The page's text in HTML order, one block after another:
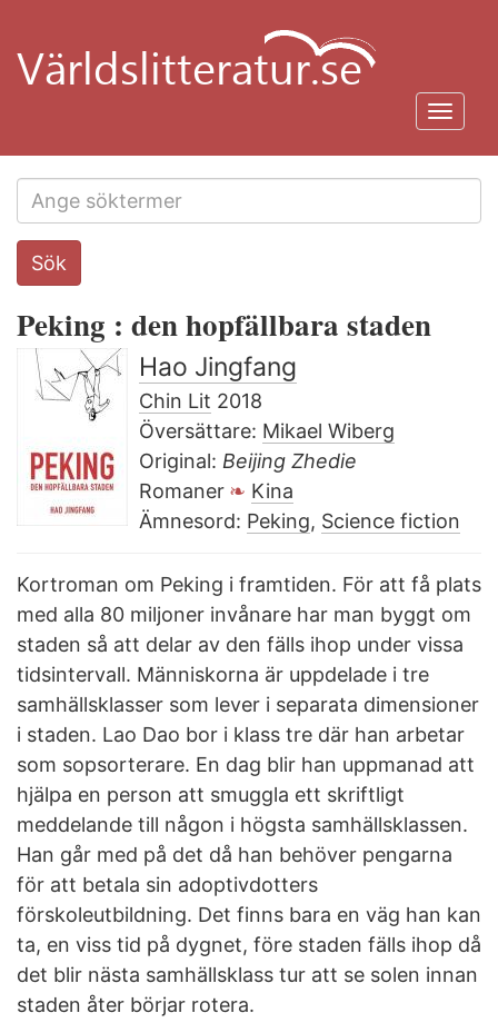
huvudinnehåll
Search
this
Sök
Peking : den hopfällbara staden
Hao Jingfang
Chin Lit 2018
Översättare: Mikael Wiberg
Original: Beijing Zhedie
Romaner
Kina
Ämnesord: Peking, Science fiction
Kortroman om Peking i framtiden. För att få plats
med alla 80 miljoner invånare har man byggt om
staden så att delar av den fälls ihop under vissa
tidsintervall. Människorna är uppdelade i tre
samhällsklasser som lever i separata dimensioner
i staden. Lao Dao bor i klass tre där han arbetar
som sopsorterare. En dag blir han uppmanad att
hjälpa en person att smuggla ett skriftligt
meddelande till någon i högsta samhällsklassen.
Han går med på det då han behöver pengarna
för att betala sin adoptivdotters
förskoleutbildning. Det finns bara en väg han kan
ta, en viss tid på dygnet, före staden fälls ihop då
det blir nästa samhällsklass tur att se solen innan
staden åter börjar rotera.